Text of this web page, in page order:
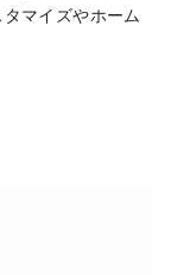
マイズやホーム